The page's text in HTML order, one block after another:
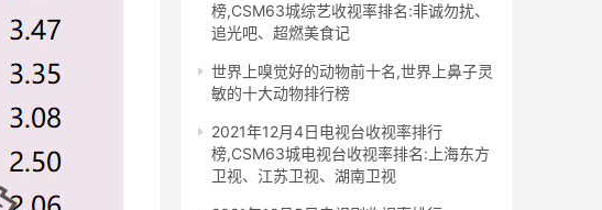
榜,CSM63城综艺收视率排名:非诚勿扰、
追光吧、超燃美食记
世界上嗅觉好的动物前十名,世界上鼻子灵
敏的十大动物排行榜
2021年12月4日电视台收视率排行
榜,CSM63城电视台收视率排名:上海东方
卫视、江苏卫视、湖南卫视